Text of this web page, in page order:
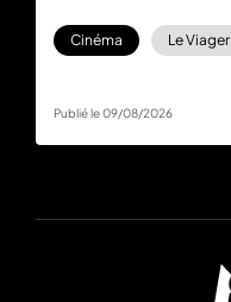
sans abonnement.
Cinéma Le Viager
Publié le 09/08/2026